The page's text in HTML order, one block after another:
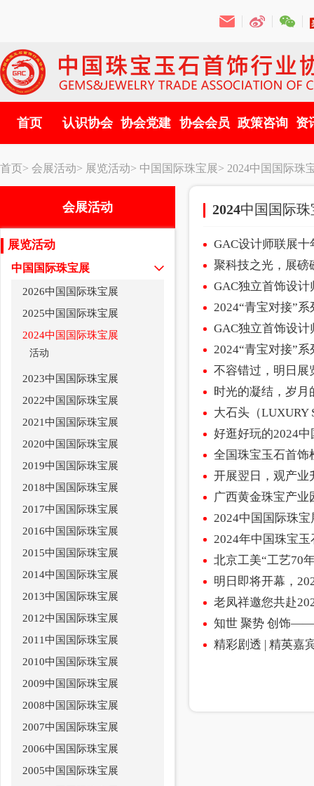
首页 认识协会 协会党建 协会会员 政策咨询 资
首页> 会展活动> 展览活动> 中国国际珠宝展> 2024中国国际珠
会展活动
展览活动
中国国际珠宝展
2026中国国际珠宝展
2025中国国际珠宝展
2024中国国际珠宝展
活动
2023中国国际珠宝展
2022中国国际珠宝展
2021中国国际珠宝展
2020中国国际珠宝展
2019中国国际珠宝展
2018中国国际珠宝展
2017中国国际珠宝展
2016中国国际珠宝展
2015中国国际珠宝展
2014中国国际珠宝展
2013中国国际珠宝展
2012中国国际珠宝展
2011中国国际珠宝展
2010中国国际珠宝展
2009中国国际珠宝展
2008中国国际珠宝展
2007中国国际珠宝展
2006中国国际珠宝展
2005中国国际珠宝展
2024中国国际
GAC设计师联展
聚科技之光，展
GAC独立首饰设
2024“青宝对接”
GAC独立首饰设
2024“青宝对接”
不容错过，明日展
时光的凝结，岁
大石头（LUXURY
好逛好玩的2024
开展翌日，观产业
广西黄金珠宝产业
2024中国国际珠
2024年中国珠宝
北京工美“工艺70
明日即将开幕，
老凤祥邀您共赴
知世 聚势 创饰
精彩剧透 | 精英嘉